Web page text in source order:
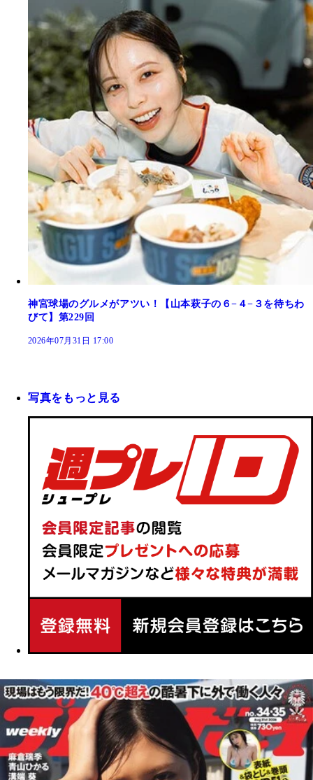
神宮球場のグルメがアツい！【山本萩子の６−４−３を待ちわ
びて】第229回
2026年07月31日 17:00
写真をもっと見る